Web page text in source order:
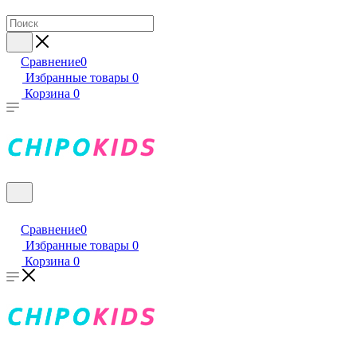
Сравнение0
Избранные товары 0
Корзина 0
Сравнение0
Избранные товары 0
Корзина 0